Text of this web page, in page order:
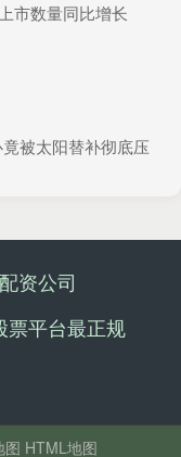
市数量同比增长
被太阳替补彻底压
资公司
票平台最正规
图 HTML地图